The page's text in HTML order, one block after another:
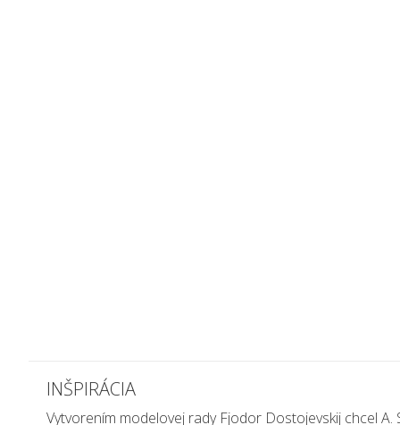
INŠPIRÁCIA
Vytvorením modelovej rady Fjodor Dostojevskij chcel